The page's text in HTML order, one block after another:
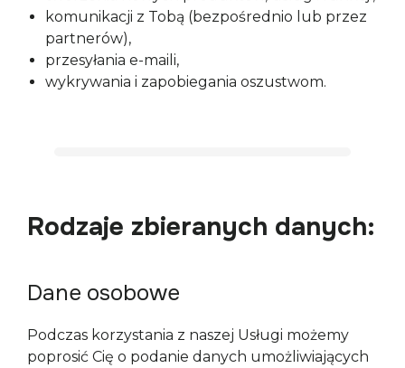
komunikacji z Tobą (bezpośrednio lub przez
partnerów),
przesyłania e-maili,
wykrywania i zapobiegania oszustwom.
Rodzaje zbieranych danych:
Dane osobowe
Podczas korzystania z naszej Usługi możemy
poprosić Cię o podanie danych umożliwiających